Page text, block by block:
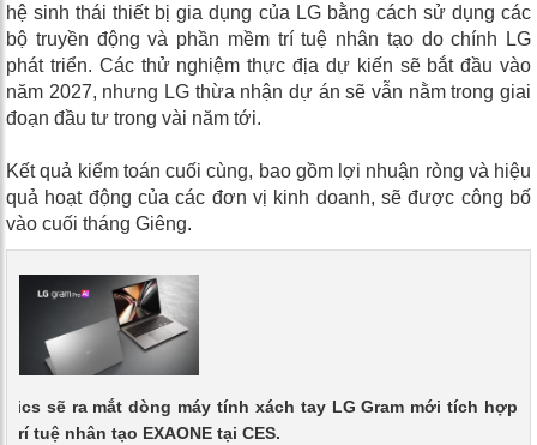
hệ sinh thái thiết bị gia dụng của LG bằng cách sử dụng các
bộ truyền động và phần mềm trí tuệ nhân tạo do chính LG
phát triển. Các thử nghiệm thực địa dự kiến ​​sẽ bắt đầu vào
năm 2027, nhưng LG thừa nhận dự án sẽ vẫn nằm trong giai
đoạn đầu tư trong vài năm tới.
Kết quả kiểm toán cuối cùng, bao gồm lợi nhuận ròng và hiệu
quả hoạt động của các đơn vị kinh doanh, sẽ được công bố
vào cuối tháng Giêng.
sẽ ra mắt dòng máy tính xách tay LG Gram mới tích hợp
trí tuệ nhân tạo EXAONE tại CES.